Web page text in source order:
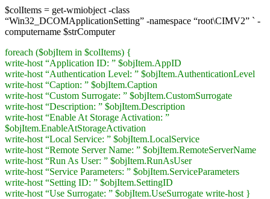
$colItems = get-wmiobject -class
“Win32_DCOMApplicationSetting” -namespace “root\CIMV2” ` -
computername $strComputer
foreach ($objItem in $colItems) {
write-host “Application ID: ” $objItem.AppID
write-host “Authentication Level: ” $objItem.AuthenticationLevel
write-host “Caption: ” $objItem.Caption
write-host “Custom Surrogate: ” $objItem.CustomSurrogate
write-host “Description: ” $objItem.Description
write-host “Enable At Storage Activation: ”
$objItem.EnableAtStorageActivation
write-host “Local Service: ” $objItem.LocalService
write-host “Remote Server Name: ” $objItem.RemoteServerName
write-host “Run As User: ” $objItem.RunAsUser
write-host “Service Parameters: ” $objItem.ServiceParameters
write-host “Setting ID: ” $objItem.SettingID
write-host “Use Surrogate: ” $objItem.UseSurrogate write-host }